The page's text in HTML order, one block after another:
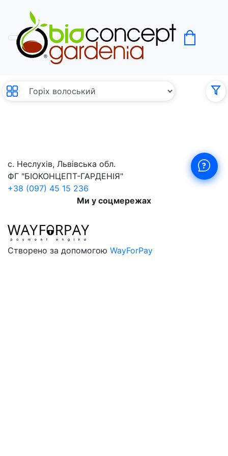
Горіх волоський
без
с. Неслухів, Львівська обл.
ФГ "БІОКОНЦЕПТ-ГАРДЕНІЯ"
+38 (097) 45 15 236
Ми у соцмережах
Створено за допомогою WayForPay